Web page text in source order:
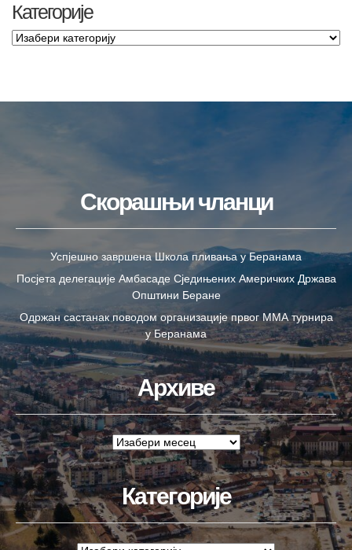
Категорије
Скорашњи чланци
Успјешно завршена Школа пливања у Беранама
Посјета делегације Амбасаде Сједињених Америчких Држава
Општини Беране
Одржан састанак поводом организације првог ММА турнира
у Беранама
Архиве
Категорије